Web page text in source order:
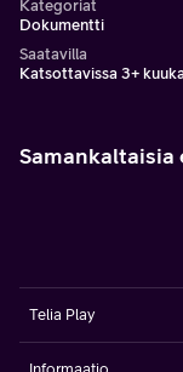
Kategoriat
Dokumentti
Saatavilla
Katsottavissa 3+
Samankaltaisia
Telia Play